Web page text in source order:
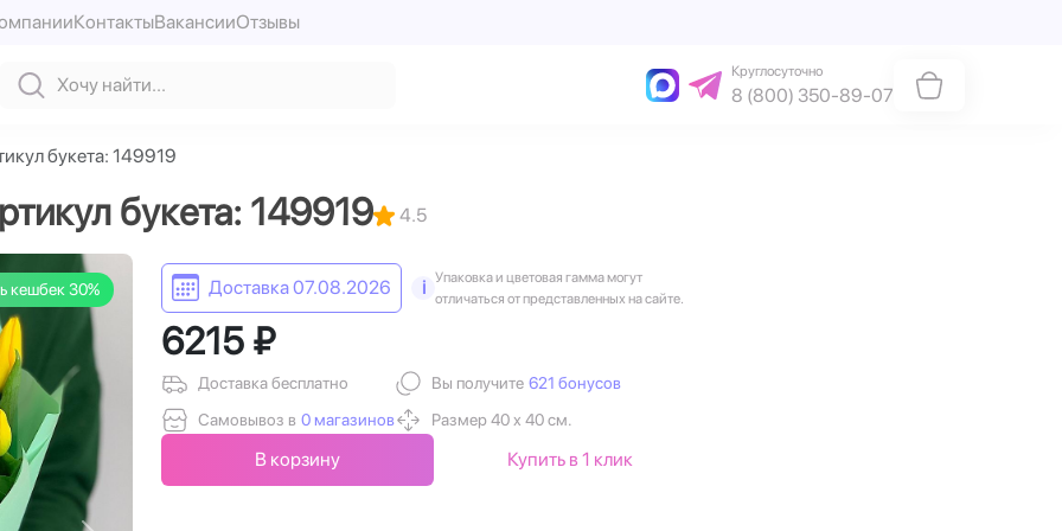
КонтактыВакансииОтзывы
Круглосуточно
8 (800) 350-89-07
букета: 149919
букета: 149919 4.5
кешбек 30% Доставка 07.08.2026 i
Упаковка и цветовая гамма могут
отличаться от представленных на сайте.
6215 ₽
Доставка бесплатно
Самовывоз в 0 магазинов
Вы получите 621 бонусов
Размер 40 х 40 см.
В корзину Купить в 1 клик